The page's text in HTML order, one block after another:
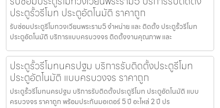
ประตูรั้วรีโมท ประตูอัตโนมัติ ราคาถูก
รับซ่อมประตูรีโมทวงเวียนพระราม5 จำหน่าย และ ติดตั้ง ประตูรั้วรีโมท
ประตูอัตโนมัติ บริการแบบครบวงจร ติดตั้งงานคุณภาพ และ
ประตูรั้วรีโมทนครปฐม บริการรับติดตั้งประตูรีโมท
ประตูอัตโนมัติ แบบครบวงจร ราคาถูก
ประตูรั้วรีโมทนครปฐม บริการรับติดตั้งประตูรีโมท ประตูอัตโนมัติ แบบ
ครบวงจร ราคาถูก พร้อมประกันมอเตอร์ 5 ปี อะไหล่ 2 ปี ปร